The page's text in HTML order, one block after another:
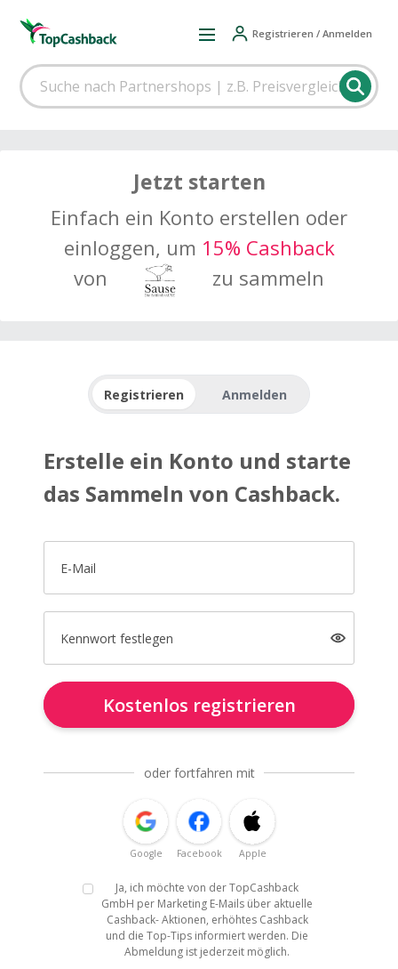
Registrieren / Anmelden
Jetzt starten
Einfach ein Konto erstellen oder
einloggen, um 15% Cashback
von
zu sammeln
Registrieren Anmelden
Erstelle ein Konto und starte
das Sammeln von Cashback.
E-Mail
Kennwort festlegen
Kostenlos registrieren
oder fortfahren mit
Google Facebook Apple
Ja, ich möchte von der TopCashback
GmbH per Marketing E-Mails über aktuelle
Cashback- Aktionen, erhöhtes Cashback
und die Top-Tips informiert werden. Die
Abmeldung ist jederzeit möglich.